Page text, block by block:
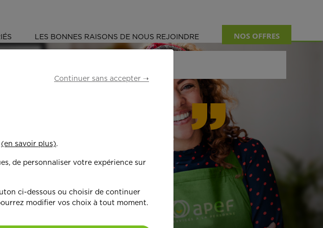
LES BONNES RAISONS DE NOUS REJOINDRE NOS OFFRES
performant
du cœur !
Continuer sans accepter ➝
(en savoir plus).
de personnaliser votre expérience sur
ci-dessous ou choisir de continuer
modifier vos choix à tout moment.